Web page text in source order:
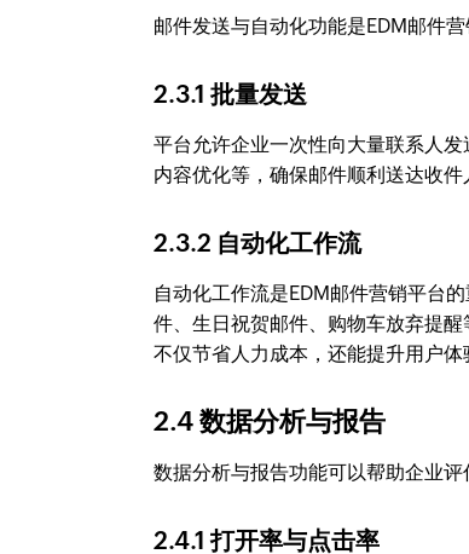
邮件发送与自动化功能是EDM邮件
2.3.1 批量发送
平台允许企业一次性向大量联系人
内容优化等，确保邮件顺利送达收件
2.3.2 自动化工作流
自动化工作流是EDM邮件营销平台
件、生日祝贺邮件、购物车放弃提
不仅节省人力成本，还能提升用户体
2.4 数据分析与报告
数据分析与报告功能可以帮助企业
2.4.1 打开率与点击率